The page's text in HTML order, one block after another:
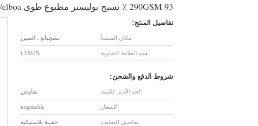
290GSM 93 ٪ نسيج بوليستر مطبوع طوى Velboa للتنورة سيدة التدرج أرجواني
تفاصيل المنتج:
مكان المنشأ: تشجيانغ ، الصين
اسم العلامة التجارية: LESUN
شروط الدفع والشحن:
الحد الأدنى لكمية: تفاوض
الأسعار: negotiable
تفاصيل التغليف: حقيبة بلاستيكية